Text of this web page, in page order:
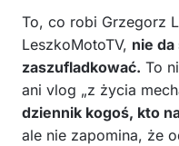
To, co robi Grzegorz
LeszkoMotoTV, nie da
zaszufladkować. To
ani vlog „z życia
dziennik kogoś, kto
ale nie zapomina, że